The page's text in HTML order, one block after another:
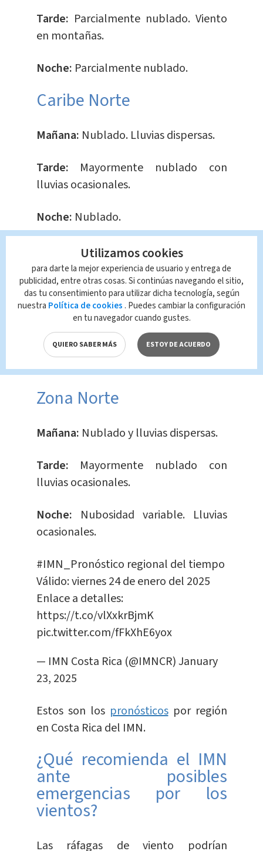
Tarde: Parcialmente nublado. Viento
en montañas.
Noche: Parcialmente nublado.
Caribe Norte
Mañana: Nublado. Lluvias dispersas.
Tarde: Mayormente nublado con
lluvias ocasionales.
Noche: Nublado.
Caribe Sur
Mañana:Nublado. Lluvias dispersas.
Mayormente nublado a parcial
nublado. Lluvias débiles aisladas.
Noche:Nublado.
​Zona Norte
Mañana: Nublado y lluvias dispersas.
Tarde: Mayormente nublado con
lluvias ocasionales.
Noche: Nubosidad variable. Lluvias
ocasionales.
#IMN_Pronóstico regional del tiempo
Válido: viernes 24 de enero del 2025
Enlace a detalles:
https://t.co/vlXxkrBjmK
pic.twitter.com/fFkXhE6yox
— IMN Costa Rica (@IMNCR)January
23, 2025
Estos son los pronósticos por región
en Costa Rica del IMN.
¿Qué recomienda el IMN
ante posibles
emergencias por los
vientos?
Las ráfagas de viento podrían
Utilizamos cookies
para darte la mejor experiencia de usuario y entrega de
publicidad, entre otras cosas. Si continúas navegando el sitio,
das tu consentimiento para utilizar dicha tecnología, según
nuestra Política de cookies . Puedes cambiar la configuración
en tu navegador cuando gustes.
QUIERO SABER MÁS ESTOY DE ACUERDO